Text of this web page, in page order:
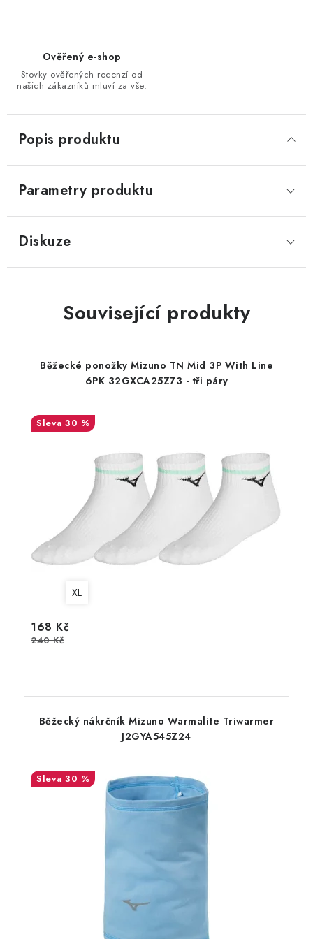
Ověřený e-shop
Stovky ověřených recenzí od
našich zákazníků mluví za vše.
Popis produktu
Parametry produktu
Diskuze
Související produkty
Běžecké ponožky Mizuno TN Mid 3P With Line
6PK 32GXCA25Z73 - tři páry
30 %
XL
168 Kč
240 Kč
Běžecký nákrčník Mizuno Warmalite Triwarmer
J2GYA545Z24
30 %